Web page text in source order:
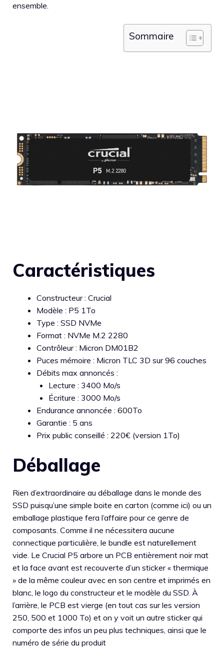
ensemble.
Sommaire
Caractéristiques
Constructeur : Crucial
Modèle : P5 1To
Type : SSD NVMe
Format : NVMe M.2 2280
Contrôleur : Micron DM01B2
Puces mémoire : Micron TLC 3D sur 96 couches
Débits max annoncés :
Lecture : 3400 Mo/s
Écriture : 3000 Mo/s
Endurance annoncée : 600To
Garantie : 5 ans
Prix public conseillé : 220€ (version 1To)
Déballage
Rien d’extraordinaire au déballage dans le monde des
SSD puisqu’une simple boite en carton (comme ici) ou un
emballage plastique fera l’affaire pour ce genre de
composants. Comme il ne nécessitera aucune
connectique particulière, le bundle est naturellement
vide. Le Crucial P5 arbore un PCB entièrement noir mat
et la face avant est recouverte d’un sticker « thermique
» de la même couleur avec en son centre et imprimés en
blanc, le logo du constructeur et le modèle du SSD. À
l’arrière, le PCB est vierge (en tout cas sur les version
250, 500 et 1000 To) et on y voit un autre sticker qui
comporte des infos un peu plus techniques, ainsi que le
numéro de série du produit